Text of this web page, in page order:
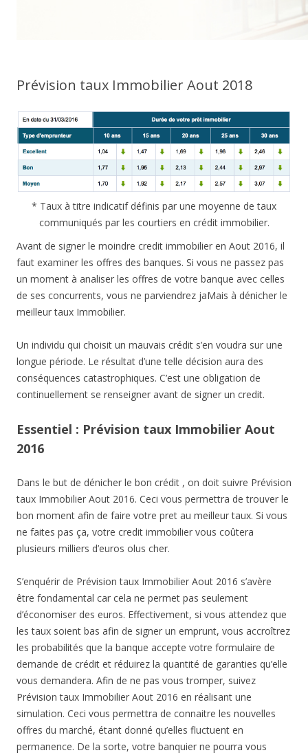
Prévision taux Immobilier Aout 2018
* Taux à titre indicatif définis par une moyenne de taux
communiqués par les courtiers en crédit immobilier.
Avant de signer le moindre credit immobilier en Aout 2016, il
faut examiner les offres des banques. Si vous ne passez pas
un moment à analiser les offres de votre banque avec celles
de ses concurrents, vous ne parviendrez jaMais à dénicher le
meilleur taux Immobilier.
Un individu qui choisit un mauvais crédit s’en voudra sur une
longue période. Le résultat d’une telle décision aura des
conséquences catastrophiques. C’est une obligation de
continuellement se renseigner avant de signer un credit.
Essentiel : Prévision taux Immobilier Aout
2016
Dans le but de dénicher le bon crédit , on doit suivre Prévision
taux Immobilier Aout 2016. Ceci vous permettra de trouver le
bon moment afin de faire votre pret au meilleur taux. Si vous
ne faites pas ça, votre credit immobilier vous coûtera
plusieurs milliers d’euros olus cher.
S’enquérir de Prévision taux Immobilier Aout 2016 s’avère
être fondamental car cela ne permet pas seulement
d’économiser des euros. Effectivement, si vous attendez que
les taux soient bas afin de signer un emprunt, vous accroîtrez
les probabilités que la banque accepte votre formulaire de
demande de crédit et réduirez la quantité de garanties qu’elle
vous demandera. Afin de ne pas vous tromper, suivez
Prévision taux Immobilier Aout 2016 en réalisant une
simulation. Ceci vous permettra de connaitre les nouvelles
offres du marché, étant donné qu’elles fluctuent en
permanence. De la sorte, votre banquier ne pourra vous